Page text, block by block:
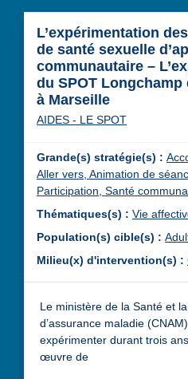
L’expérimentation
de santé sexuelle
communautaire –
du SPOT Longchamp
à Marseille
AIDES - LE SPOT
Grande(s) stratégie(s) :
Aller vers, Animation de
Participation, Santé
Thématiques(s) : Vie
Population(s) cible(s) :
Milieu(x) d'intervention(s) :
Le ministère de la Santé et
d’assurance maladie
expérimenter durant trois
œuvre de